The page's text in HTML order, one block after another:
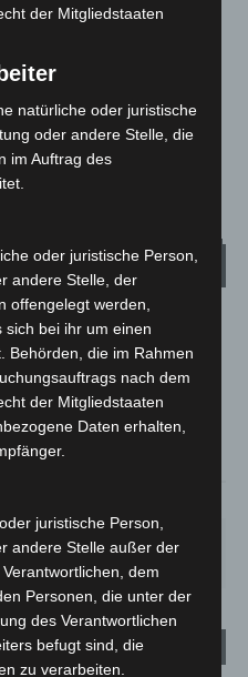
21 neue
° C 24.4 °
°
DI.
22°
der Mitgliedstaaten
natürliche oder juristische
oder andere Stelle, die
im Auftrag des
oder juristische Person,
andere Stelle, der
offengelegt werden,
sich bei ihr um einen
Behörden, die im Rahmen
nach dem
der Mitgliedstaaten
Daten erhalten,
juristische Person,
andere Stelle außer der
dem
Personen, die unter der
des Verantwortlichen
befugt sind, die
zu verarbeiten.